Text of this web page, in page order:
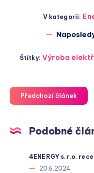
V kategorii:
Štítky:Výroba
Předchozí článek
Podobné
4ENERGY s.r.o.
20.6.2024